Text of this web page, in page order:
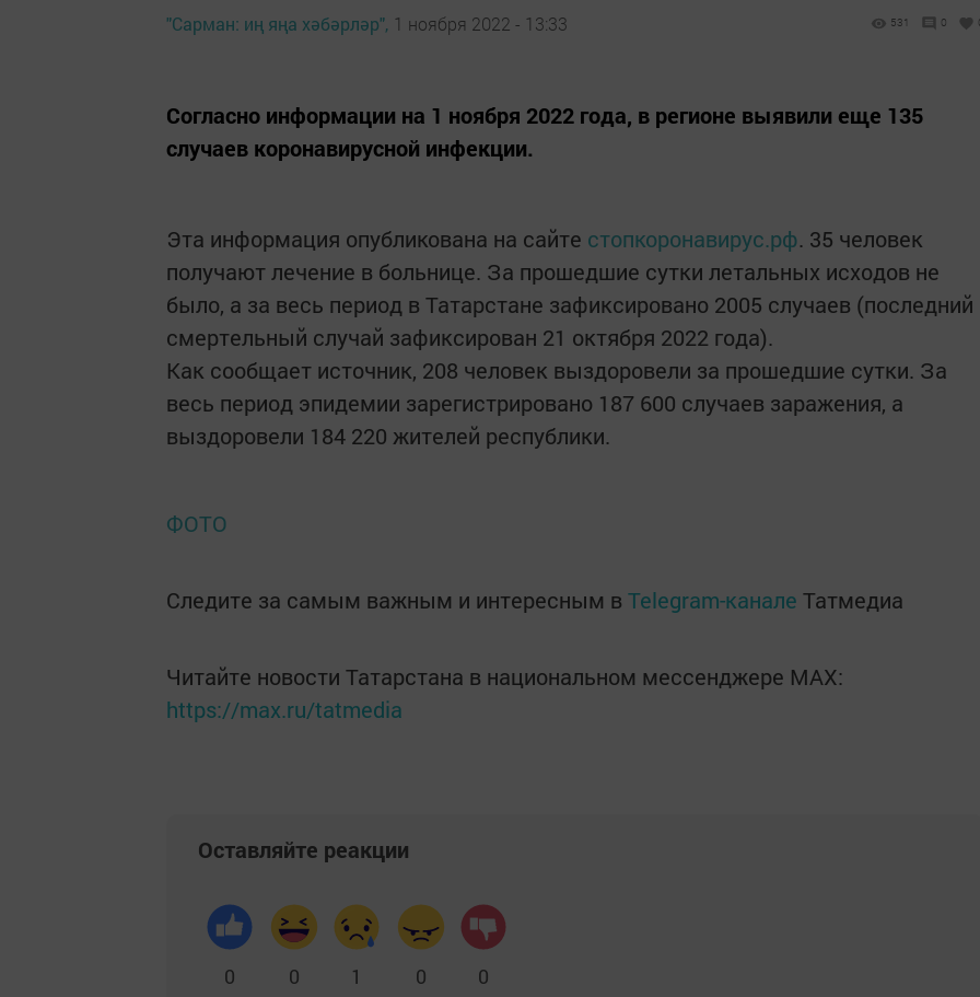
"Сарман: иң яңа хәбәрләр", 1 ноября 2022 - 13:33 531 0
Согласно информации на 1 ноября 2022 года, в регионе выявили еще 135
случаев коронавирусной инфекции.
Эта информация опубликована на сайте стопкоронавирус.рф. 35 человек
получают лечение в больнице. За прошедшие сутки летальных исходов не
было, а за весь период в Татарстане зафиксировано 2005 случаев (последний
смертельный случай зафиксирован 21 октября 2022 года).
Как сообщает источник, 208 человек выздоровели за прошедшие сутки. За
весь период эпидемии зарегистрировано 187 600 случаев заражения, а
выздоровели 184 220 жителей республики.
ФОТО
Следите за самым важным и интересным в Telegram-канале Татмедиа
Читайте новости Татарстана в национальном мессенджере MАХ:
https://max.ru/tatmedia
Оставляйте реакции
0 0 1 0 0